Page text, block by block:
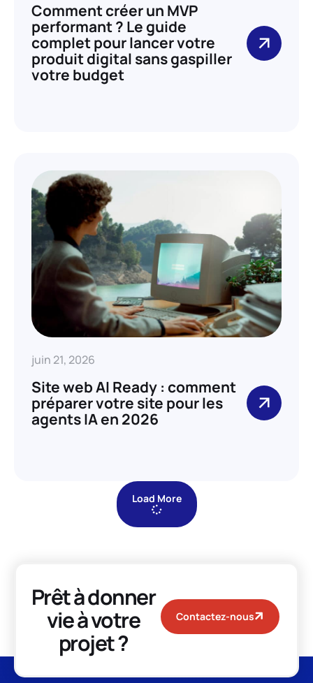
Comment créer un MVP
performant ? Le guide
complet pour lancer votre
produit digital sans gaspiller
votre budget
juin 21, 2026
Site web AI Ready : comment
préparer votre site pour les
agents IA en 2026
Load More
Prêt à donner
vie à votre
projet ?
Contactez-nous